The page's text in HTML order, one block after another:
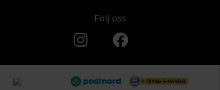
Följ oss